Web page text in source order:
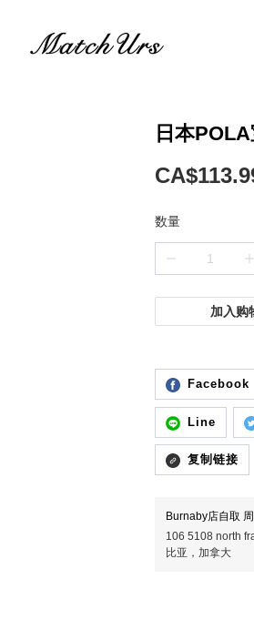
日本
数量
加入购
Facebook
Line
复制链接
Burnaby店自取
106 5108 north
比亚，加拿大